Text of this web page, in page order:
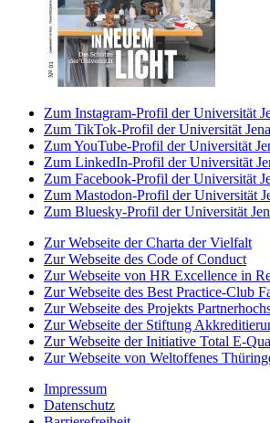
Zum Instagram-Profil der Universität
Zum TikTok-Profil der Universität Jena
Zum YouTube-Profil der Universität
Zum LinkedIn-Profil der Universität
Zum Facebook-Profil der Universität
Zum Mastodon-Profil der Universität
Zum Bluesky-Profil der Universität
Zur Webseite der Charta der Vielfalt
Zur Webseite des Code of Conduct
Zur Webseite von HR Excellence in
Zur Webseite des Best Practice-Club
Zur Webseite des Projekts
Zur Webseite der Stiftung
Zur Webseite der Initiative Total E-
Zur Webseite von Weltoffenes
Impressum
Datenschutz